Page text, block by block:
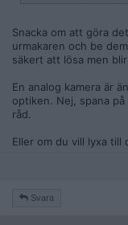
Snacka om att göra
urmakaren och be
säkert att lösa men
En analog kamera är
optiken. Nej, spana
råd.
Eller om du vill lyxa till
Svara